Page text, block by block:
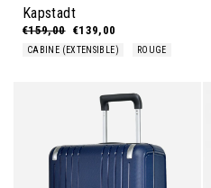
Kapstadt
Prix régulier
€159,00 Prix réduit
€139,00
CABINE (EXTENSIBLE) ROUGE